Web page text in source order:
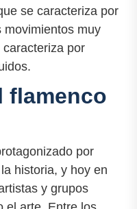
se caracteriza por
movimientos muy
por
flamenco
por
historia, y hoy en
y grupos